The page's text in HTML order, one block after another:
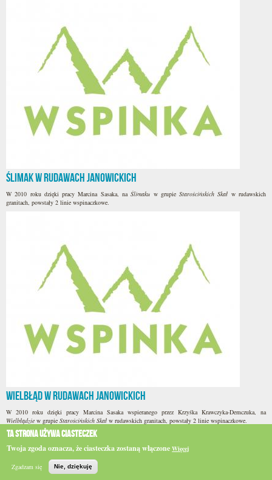
Ta strona używa ciasteczek
Twoja zgoda oznacza, że ciasteczka zostaną włączone Więcej
Zgadzam się
Nie, dziękuję
Szukaj
Główna
Ślimak w Rudawach Janowickich
W 2010 roku dzięki pracy Marcina Sasaka, naŚlimaku w grupieStarościńskich Skał w rudawskich
granitach, powstały 2 linie wspinaczkowe.
Wielbłąd w Rudawach Janowickich
W 2010 roku dzięki pracy Marcina Sasaka wspieranego przez Krzyśka Krawczyka-Demczuka, na
Wielbłądzie w grupie Starościńskich Skał w rudawskich granitach, powstały 2 linie wspinaczkowe.